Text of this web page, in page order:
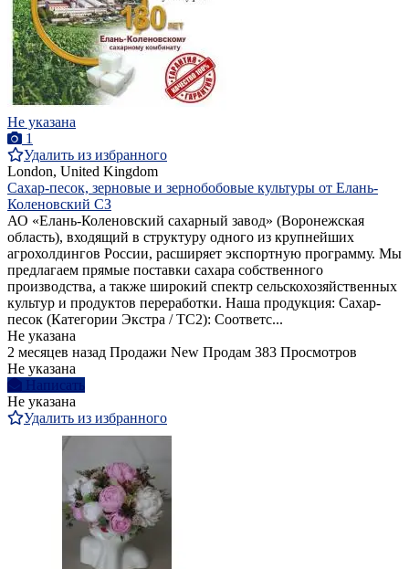
Не указана
1
Удалить из избранного
London, United Kingdom
Сахар-песок, зерновые и зернобобовые культуры от Елань-
Коленовский СЗ
АО «Елань-Коленовский сахарный завод» (Воронежская
область), входящий в структуру одного из крупнейших
агрохолдингов России, расширяет экспортную программу. Мы
предлагаем прямые поставки сахара собственного
производства, а также широкий спектр сельскохозяйственных
культур и продуктов переработки. Наша продукция: Сахар-
песок (Категории Экстра / ТС2): Соответс...
Не указана
2 месяцев назад Продажи New Продам 383 Просмотров
Не указана
Написать
Не указана
Удалить из избранного